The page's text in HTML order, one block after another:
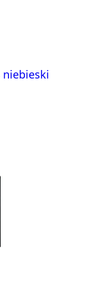
niebieski